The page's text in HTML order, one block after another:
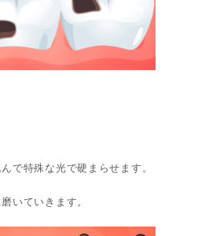
で特殊な光で硬まらせます。
いていきます。